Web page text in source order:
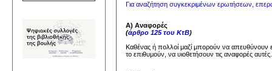
Για αναζήτηση συγκεκριμένων ερωτήσεων,
Α) Αναφορές
(άρθρο 125 του ΚτΒ)
Καθένας ή πολλοί μαζί μπορούν να
το επιθυμούν, να υιοθετήσουν τις αναφορές